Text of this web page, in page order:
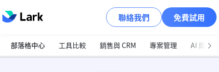
聯絡我們 免費試用
部落格中心 工具比較 銷售與 CRM 專案管理 AI 與自